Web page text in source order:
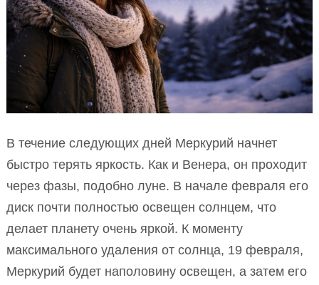
В течение следующих дней Меркурий начнет
быстро терять яркость. Как и Венера, он проходит
через фазы, подобно луне. В начале февраля его
диск почти полностью освещен солнцем, что
делает планету очень яркой. К моменту
максимального удаления от солнца, 19 февраля,
Меркурий будет наполовину освещен, а затем его